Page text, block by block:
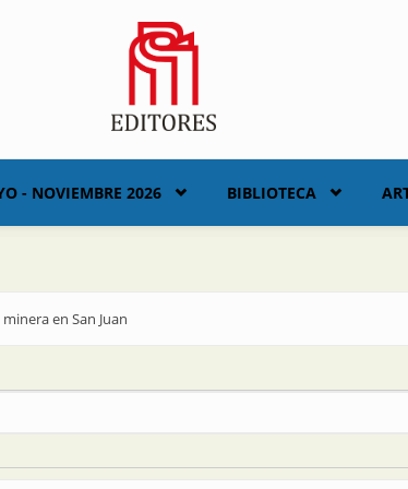
- NOVIEMBRE 2026 BIBLIOTECA
en San Juan